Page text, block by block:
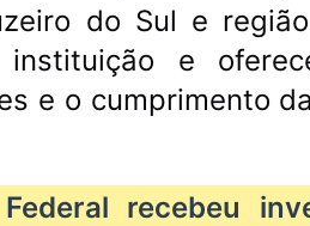
do Sul e
e
e o cumprimento
recebeu